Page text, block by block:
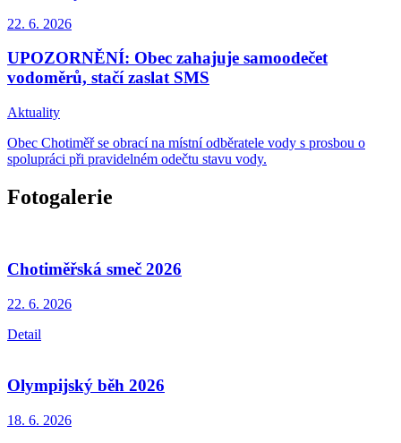
22. 6. 2026
UPOZORNĚNÍ: Obec zahajuje samoodečet
vodoměrů, stačí zaslat SMS
Aktuality
Obec Chotiměř se obrací na místní odběratele vody s prosbou o
spolupráci při pravidelném odečtu stavu vody.
Fotogalerie
Chotiměřská smeč 2026
22. 6. 2026
Detail
Olympijský běh 2026
18. 6. 2026